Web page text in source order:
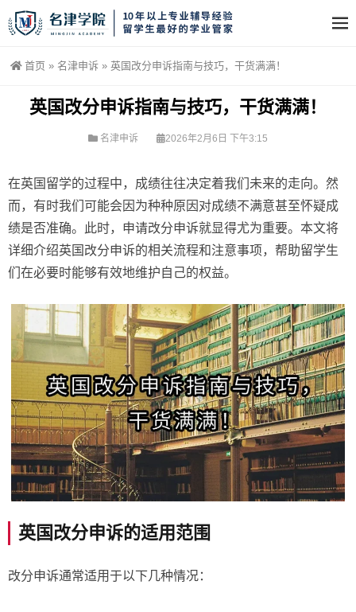
首页 » 名津申诉 » 英国改分申诉指南与技巧，干货满满！
英国改分申诉指南与技巧，干货满满！
名津申诉 2026年2月6日 下午3:15
在英国留学的过程中，成绩往往决定着我们未来的走向。然
而，有时我们可能会因为种种原因对成绩不满意甚至怀疑成
绩是否准确。此时，申请改分申诉就显得尤为重要。本文将
详细介绍英国改分申诉的相关流程和注意事项，帮助留学生
们在必要时能够有效地维护自己的权益。
英国改分申诉的适用范围
改分申诉通常适用于以下几种情况：